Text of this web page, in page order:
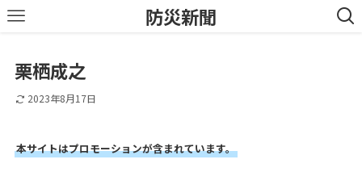
防災新聞
栗栖成之
2023年8月17日
本サイトはプロモーションが含まれています。